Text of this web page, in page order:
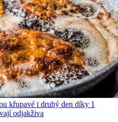
křupavé i druhý den díky 1
odjakživa